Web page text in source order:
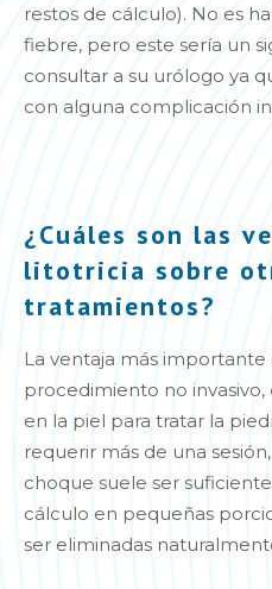
restos de cálculo). No es
fiebre, pero este sería un
consultar a su urólogo ya
con alguna complicación
¿Cuáles son las
litotricia sobre
tratamientos?
La ventaja más importante
procedimiento no
en la piel para tratar la
requerir más de una
choque suele ser
cálculo en pequeñas
ser eliminadas